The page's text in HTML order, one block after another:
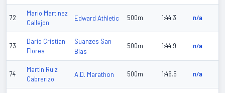
72
Mario Martinez
Callejon
Edward Athletic 500m 1:44.3 n/a
73
Dario Cristian
Florea
Suanzes San
Blas
500m 1:44.9 n/a
74
Martin Ruiz
Cabrerizo
A.D. Marathon 500m 1:46.5 n/a